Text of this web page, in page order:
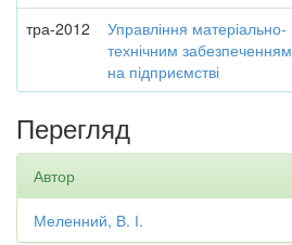
тра-2012
Управління матеріально-
технічним забезпеченням
на підприємстві
Перегляд
Автор
Меленний, В. І.